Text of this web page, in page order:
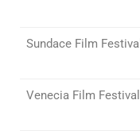
Sundace Film Festival
Venecia Film Festival